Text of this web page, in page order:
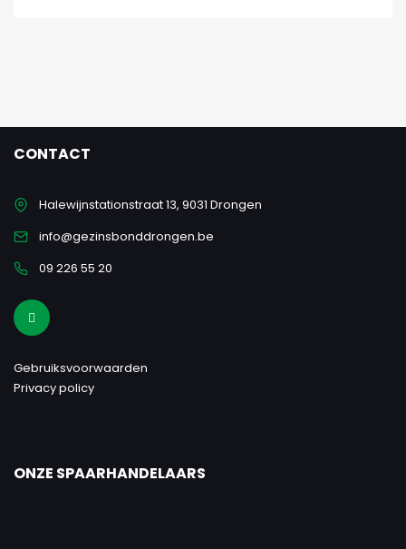
CONTACT
Halewijnstationstraat 13, 9031 Drongen
info@gezinsbonddrongen.be
09 226 55 20
Gebruiksvoorwaarden
Privacy policy
ONZE SPAARHANDELAARS